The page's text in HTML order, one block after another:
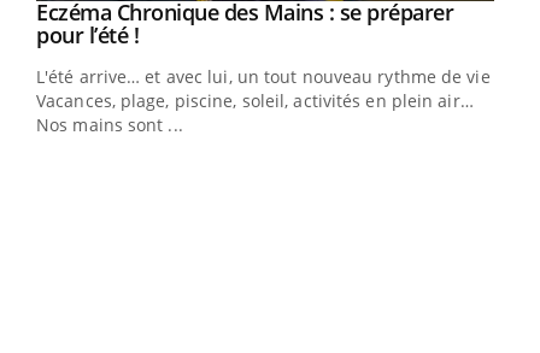
Youtube
Eczéma Chronique des Mains : se préparer
pour l’été !Youtube
L'été arrive… et avec lui, un tout nouveau rythme de vie !
Vacances, plage, piscine, soleil, activités en plein air…
Nos mains sont ...